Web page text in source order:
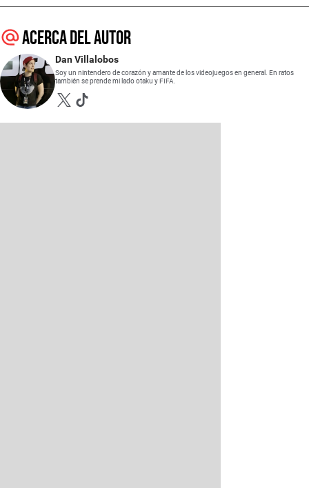
Acerca del autor
Dan Villalobos
Soy un nintendero de corazón y amante de los videojuegos en general. En ratos
también se prende mi lado otaku y FIFA.
Opens in new window
Opens in new window